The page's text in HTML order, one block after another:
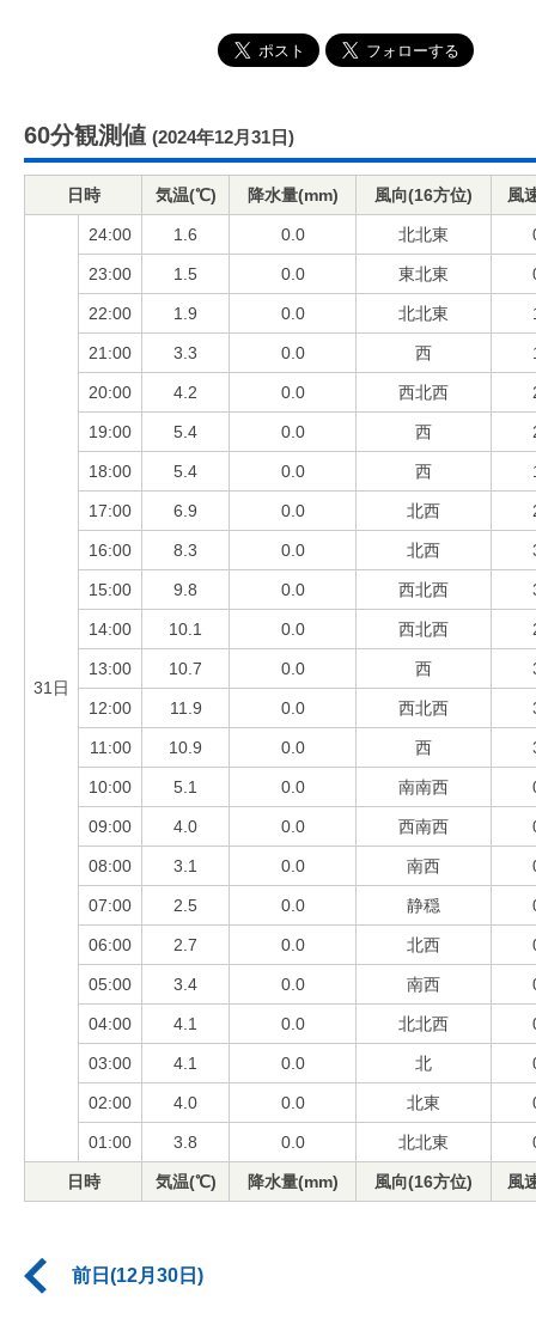
60分観測値 (2024年12月31日)
日時 気温(℃) 降水量(mm) 風向(16方位) 風
31日
24:00 1.6 0.0 北北東
23:00 1.5 0.0 東北東
22:00 1.9 0.0 北北東
21:00 3.3 0.0 西
20:00 4.2 0.0 西北西
19:00 5.4 0.0 西
18:00 5.4 0.0 西
17:00 6.9 0.0 北西
16:00 8.3 0.0 北西
15:00 9.8 0.0 西北西
14:00 10.1 0.0 西北西
13:00 10.7 0.0 西
12:00 11.9 0.0 西北西
11:00 10.9 0.0 西
10:00 5.1 0.0 南南西
09:00 4.0 0.0 西南西
08:00 3.1 0.0 南西
07:00 2.5 0.0 静穏
06:00 2.7 0.0 北西
05:00 3.4 0.0 南西
04:00 4.1 0.0 北北西
03:00 4.1 0.0 北
02:00 4.0 0.0 北東
01:00 3.8 0.0 北北東
日時 気温(℃) 降水量(mm) 風向(16方位) 風
前日(12月30日)